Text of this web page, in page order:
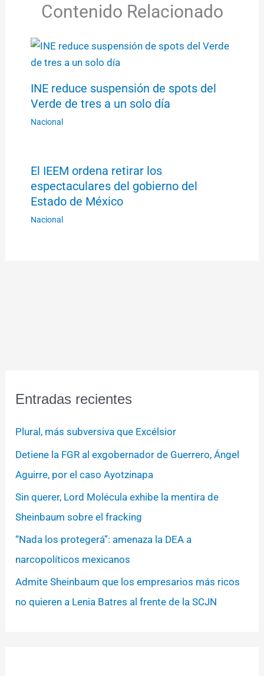
Contenido Relacionado
INE reduce suspensión de spots del
Verde de tres a un solo día
Nacional
El IEEM ordena retirar los
espectaculares del gobierno del
Estado de México
Nacional
Entradas recientes
Plural, más subversiva que Excélsior
Detiene la FGR al exgobernador de Guerrero, Ángel
Aguirre, por el caso Ayotzinapa
Sin querer, Lord Molécula exhibe la mentira de
Sheinbaum sobre el fracking
“Nada los protegerá”: amenaza la DEA a
narcopolíticos mexicanos
Admite Sheinbaum que los empresarios más ricos
no quieren a Lenia Batres al frente de la SCJN